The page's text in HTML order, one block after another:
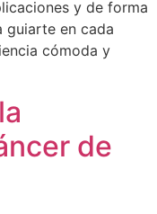
y de forma
guiarte en cada
cómoda y
de